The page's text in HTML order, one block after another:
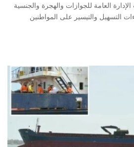
العامة للجوازات والهجرة والجنسية
التسهيل والتيسير على المواطنين